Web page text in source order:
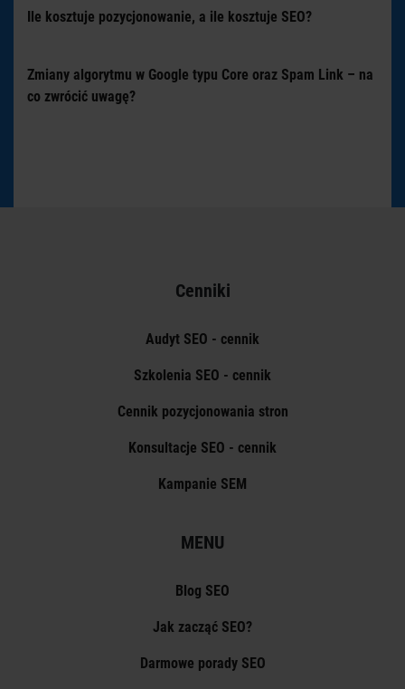
Ile kosztuje pozycjonowanie, a ile kosztuje SEO?
Zmiany algorytmu w Google typu Core oraz Spam Link – na
co zwrócić uwagę?
Cenniki
Audyt SEO - cennik
Szkolenia SEO - cennik
Cennik pozycjonowania stron
Konsultacje SEO - cennik
Kampanie SEM
MENU
Blog SEO
Jak zacząć SEO?
Darmowe porady SEO